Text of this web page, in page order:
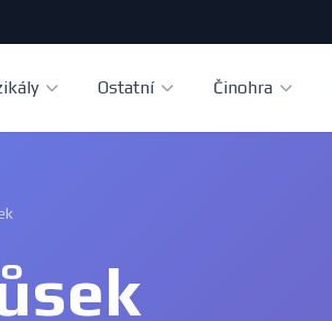
Ostatní Činohra